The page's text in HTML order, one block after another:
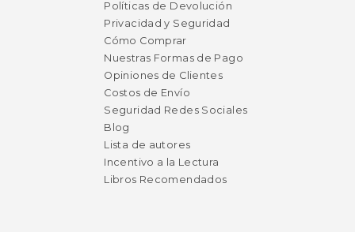
Políticas de Devolución
Privacidad y Seguridad
Cómo Comprar
Nuestras Formas de Pago
Opiniones de Clientes
Costos de Envío
Seguridad Redes Sociales
Blog
Lista de autores
Incentivo a la Lectura
Libros Recomendados